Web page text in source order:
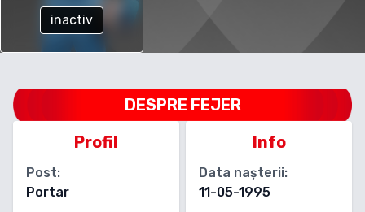
inactiv
DESPRE FEJER
Profil
Post:
Portar
Info
Data nașterii:
11-05-1995